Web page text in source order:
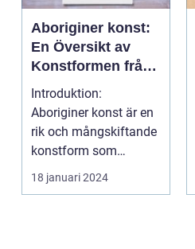
Aboriginer konst:
En Översikt av
Konstformen från
Australiens
Urinvånare
Introduktion:
Aboriginer konst är en
rik och mångskiftande
konstform som
härstammar från
Australiens...
18 januari 2024